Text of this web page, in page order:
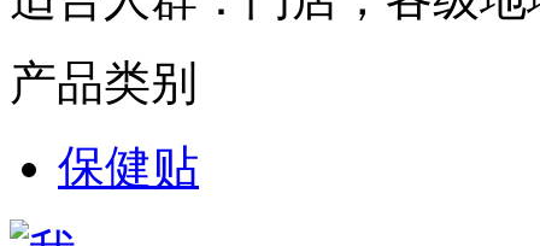
产品类别
保健贴